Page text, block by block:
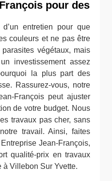
pour des
entretien pour que
couleurs et ne pas être
végétaux, mais
investissement assez
la plus part des
Rassurez-vous, notre
François peut ajuster
de votre budget. Nous
travaux pas cher, sans
travail. Ainsi, faites
Jean-François,
qualité-prix en travaux
à Villebon Sur Yvette.